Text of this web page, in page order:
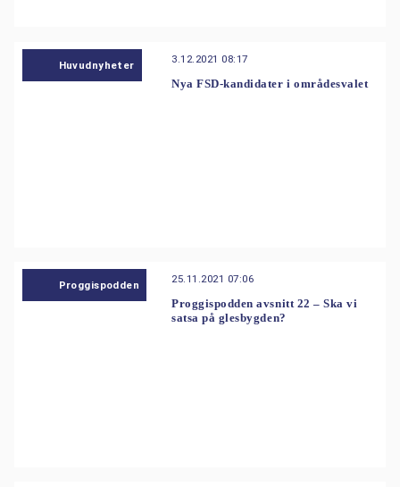
Huvudnyheter 3.12.2021 08:17
Nya FSD-kandidater i områdesvalet
Proggispodden 25.11.2021 07:06
Proggispodden avsnitt 22 – Ska vi
satsa på glesbygden?